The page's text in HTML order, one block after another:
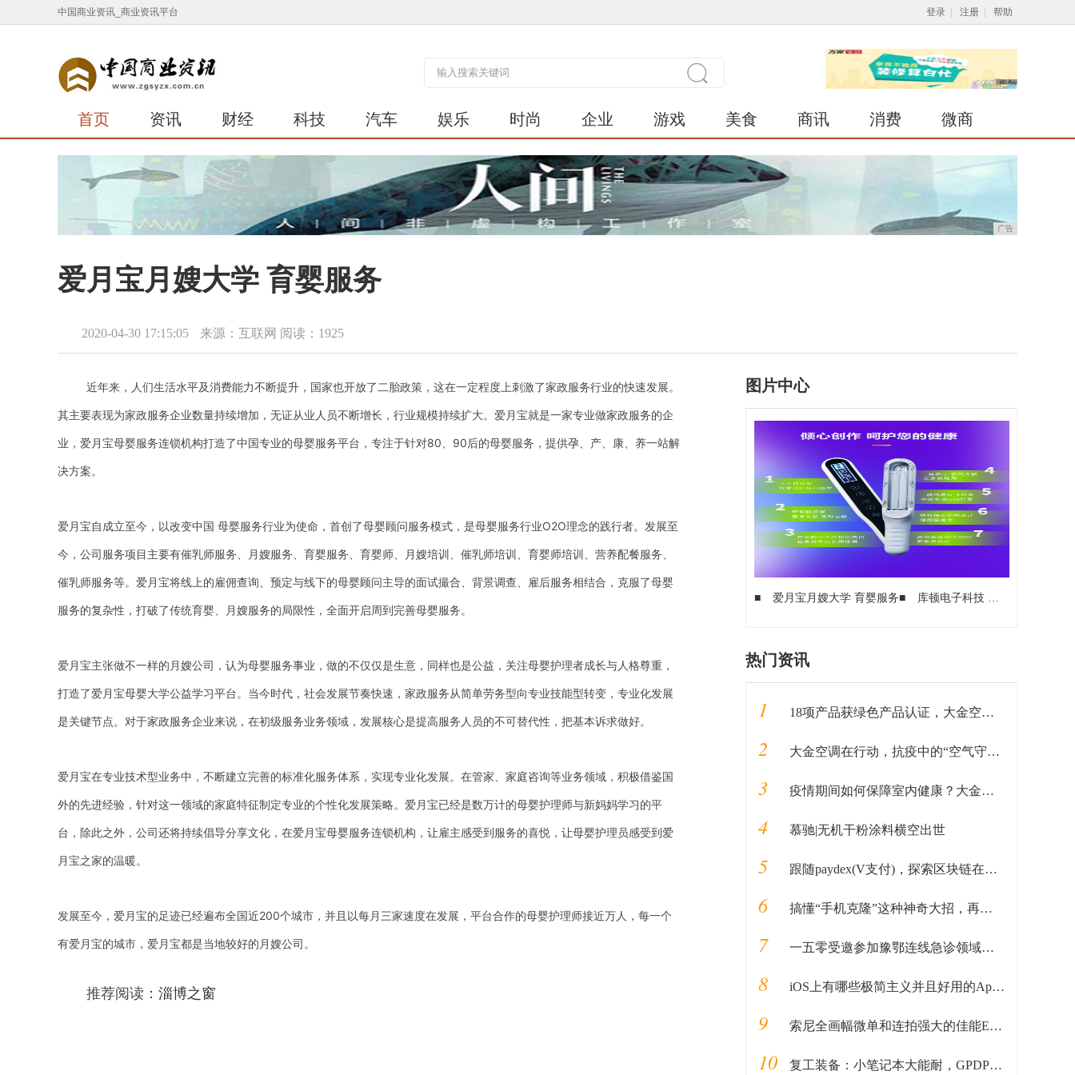
中国商业资讯_商业资讯平台 登录 注册 帮助
首页 资讯 财经 科技 汽车 娱乐 时尚 企业 游戏 美食 商讯 消费 微商
广告
爱月宝月嫂大学 育婴服务
2020-04-30 17:15:05 来源：互联网 阅读：1925
近年来，人们生活水平及消费能力不断提升，国家也开放了二胎政策，这在一定程度上刺激了家政服务行业的快速发展。
其主要表现为家政服务企业数量持续增加，无证从业人员不断增长，行业规模持续扩大。爱月宝就是一家专业做家政服务的企
业，爱月宝母婴服务连锁机构打造了中国专业的母婴服务平台，专注于针对80、90后的母婴服务，提供孕、产、康、养一站解
决方案。
爱月宝自成立至今，以改变中国 母婴服务行业为使命，首创了母婴顾问服务模式，是母婴服务行业O2O理念的践行者。发展至
今，公司服务项目主要有催乳师服务、月嫂服务、育婴服务、育婴师、月嫂培训、催乳师培训、育婴师培训、营养配餐服务、
催乳师服务等。爱月宝将线上的雇佣查询、预定与线下的母婴顾问主导的面试撮合、背景调查、雇后服务相结合，克服了母婴
服务的复杂性，打破了传统育婴、月嫂服务的局限性，全面开启周到完善母婴服务。
爱月宝主张做不一样的月嫂公司，认为母婴服务事业，做的不仅仅是生意，同样也是公益，关注母婴护理者成长与人格尊重，
打造了爱月宝母婴大学公益学习平台。当今时代，社会发展节奏快速，家政服务从简单劳务型向专业技能型转变，专业化发展
是关键节点。对于家政服务企业来说，在初级服务业务领域，发展核心是提高服务人员的不可替代性，把基本诉求做好。
爱月宝在专业技术型业务中，不断建立完善的标准化服务体系，实现专业化发展。在管家、家庭咨询等业务领域，积极借鉴国
外的先进经验，针对这一领域的家庭特征制定专业的个性化发展策略。爱月宝已经是数万计的母婴护理师与新妈妈学习的平
台，除此之外，公司还将持续倡导分享文化，在爱月宝母婴服务连锁机构，让雇主感受到服务的喜悦，让母婴护理员感受到爱
月宝之家的温暖。
发展至今，爱月宝的足迹已经遍布全国近200个城市，并且以每月三家速度在发展，平台合作的母婴护理师接近万人，每一个
有爱月宝的城市，爱月宝都是当地较好的月嫂公司。
推荐阅读： 淄博之窗
图片中心
■ 爱月宝月嫂大学 育婴服务■ 库顿电子科技 固态继电器及传感器领域的理想选择
热门资讯
1 18项产品获绿色产品认证，大金空调成为中国质量认证中心“绿色产品首批获证企业”
2 大金空调在行动，抗疫中的“空气守护者”
3 疫情期间如何保障室内健康？大金空调告诉你
4 慕驰|无机干粉涂料横空出世
5 跟随paydex(V支付)，探索区块链在新时期贸易金融业务中的应用
6 搞懂“手机克隆”这种神奇大招，再也不怕换手机带来的数据丢失
7 一五零受邀参加豫鄂连线急诊领域学术线上研讨会
8 iOS上有哪些极简主义并且好用的App推荐？
9 索尼全画幅微单和连拍强大的佳能EOS R5你选择谁
10 复工装备：小笔记本大能耐，GPDP2Max带来新体验